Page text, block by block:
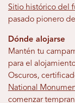
Sitio histórico del
pasado pionero
Dónde alojarse
Mantén tu
para el
Oscuros,
National
comenzar